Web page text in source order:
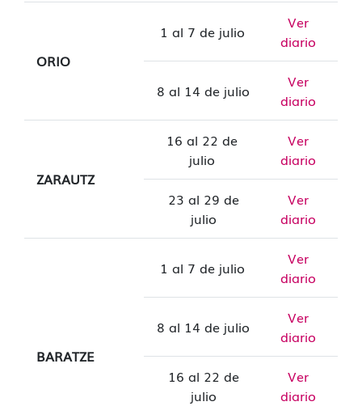
ORIO
1 al 7 de julio
Ver
diario
8 al 14 de julio
Ver
diario
ZARAUTZ
16 al 22 de
julio
Ver
diario
23 al 29 de
julio
Ver
diario
BARATZE
1 al 7 de julio
Ver
diario
8 al 14 de julio
Ver
diario
16 al 22 de
julio
Ver
diario